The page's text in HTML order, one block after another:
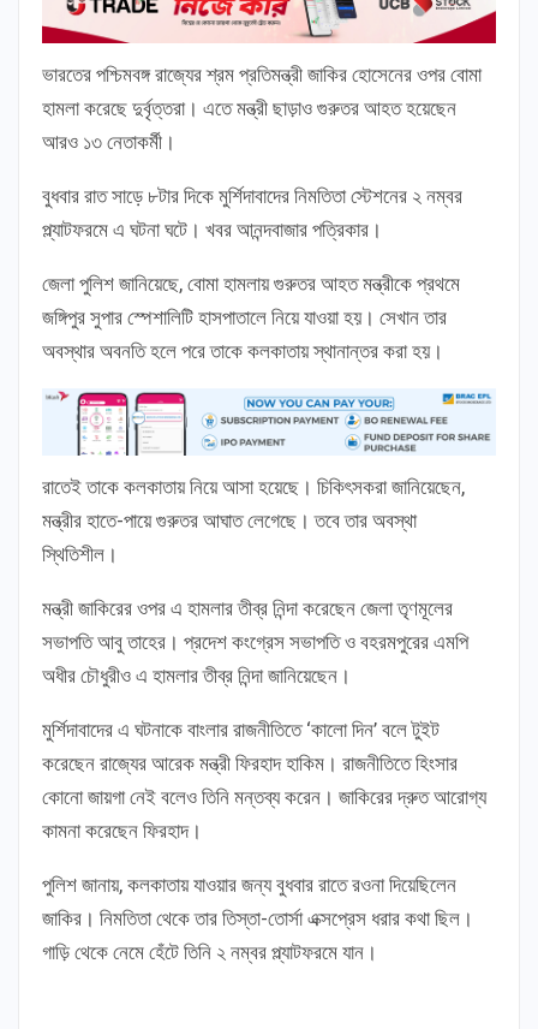
ভারতের পশ্চিমবঙ্গ রাজ্যের শ্রম প্রতিমন্ত্রী জাকির হোসেনের ওপর বোমা
হামলা করেছে দুর্বৃত্তরা। এতে মন্ত্রী ছাড়াও গুরুতর আহত হয়েছেন
আরও ১৩ নেতাকর্মী।
বুধবার রাত সাড়ে ৮টার দিকে মুর্শিদাবাদের নিমতিতা স্টেশনের ২ নম্বর
প্ল্যাটফরমে এ ঘটনা ঘটে। খবর আনন্দবাজার পত্রিকার।
জেলা পুলিশ জানিয়েছে, বোমা হামলায় গুরুতর আহত মন্ত্রীকে প্রথমে
জঙ্গিপুর সুপার স্পেশালিটি হাসপাতালে নিয়ে যাওয়া হয়। সেখান তার
অবস্থার অবনতি হলে পরে তাকে কলকাতায় স্থানান্তর করা হয়।
রাতেই তাকে কলকাতায় নিয়ে আসা হয়েছে। চিকিৎসকরা জানিয়েছেন,
মন্ত্রীর হাতে-পায়ে গুরুতর আঘাত লেগেছে। তবে তার অবস্থা
স্থিতিশীল।
মন্ত্রী জাকিরের ওপর এ হামলার তীব্র নিন্দা করেছেন জেলা তৃণমূলের
সভাপতি আবু তাহের। প্রদেশ কংগ্রেস সভাপতি ও বহরমপুরের এমপি
অধীর চৌধুরীও এ হামলার তীব্র নিন্দা জানিয়েছেন।
মুর্শিদাবাদের এ ঘটনাকে বাংলার রাজনীতিতে ‘কালো দিন’ বলে টুইট
করেছেন রাজ্যের আরেক মন্ত্রী ফিরহাদ হাকিম। রাজনীতিতে হিংসার
কোনো জায়গা নেই বলেও তিনি মন্তব্য করেন। জাকিরের দ্রুত আরোগ্য
কামনা করেছেন ফিরহাদ।
পুলিশ জানায়, কলকাতায় যাওয়ার জন্য বুধবার রাতে রওনা দিয়েছিলেন
জাকির। নিমতিতা থেকে তার তিস্তা-তোর্সা এক্সপ্রেস ধরার কথা ছিল।
গাড়ি থেকে নেমে হেঁটে তিনি ২ নম্বর প্ল্যাটফরমে যান।